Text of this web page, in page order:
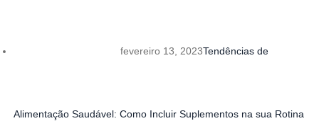
fevereiro 13, 2023Tendências de
Alimentação Saudável: Como Incluir Suplementos na sua Rotina